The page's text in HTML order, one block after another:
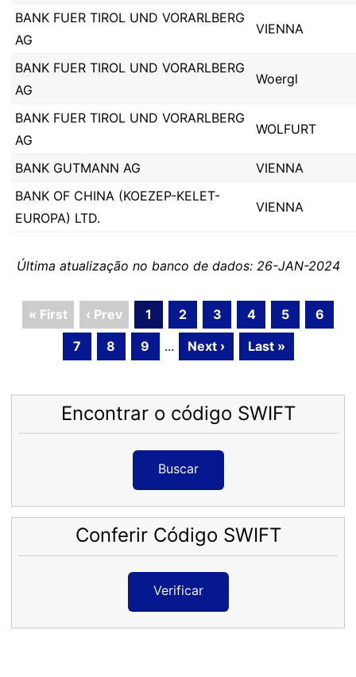
BANK FUER TIROL UND VORARLBERG
AG
VIENNA
BANK FUER TIROL UND VORARLBERG
AG
Woergl
BANK FUER TIROL UND VORARLBERG
AG
WOLFURT
BANK GUTMANN AG
VIENNA
BANK OF CHINA (KOEZEP-KELET-
EUROPA) LTD.
VIENNA
Última atualização no banco de dados: 26-JAN-2024
« First ‹ Prev 1 2 3 4 5
6
7
8 9 ... Next › Last »
Encontrar o código SWIFT
Buscar
Conferir Código SWIFT
Verificar